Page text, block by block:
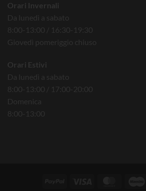
Orari Invernali
Da lunedì a sabato
8:00-13:00 / 16:30-19:30
Giovedì pomeriggio chiuso
Orari Estivi
Da lunedì a sabato
8:00-13:00 / 17:00-20:00
Domenica
8:00-13:00